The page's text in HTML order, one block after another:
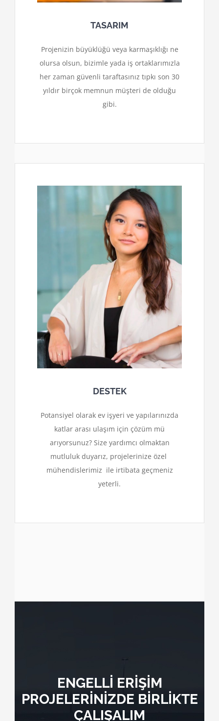
TASARIM
Projenizin büyüklüğü veya karmaşıklığı ne
olursa olsun, bizimle yada iş ortaklarımızla
her zaman güvenli taraftasınız tıpkı son 30
yıldır birçok memnun müşteri de olduğu
gibi.
DESTEK
Potansiyel olarak ev işyeri ve yapılarınızda
katlar arası ulaşım için çözüm mü
arıyorsunuz? Size yardımcı olmaktan
mutluluk duyarız, projelerinize özel
mühendislerimiz ile irtibata geçmeniz
yeterli.
ENGELLİ ERİŞİM
PROJELERİNİZDE BİRLİKTE
ÇALIŞALIM